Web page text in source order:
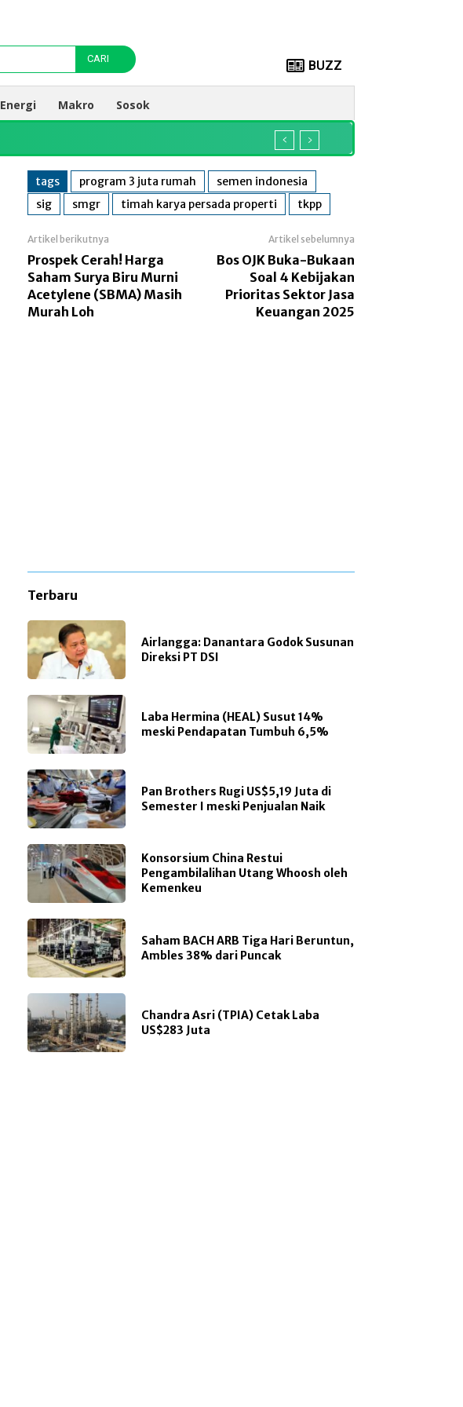
CARI BUZZ
Energi Makro Sosok
tags program 3 juta rumah
semen indonesia
sig
smgr timah karya persada properti tkpp
Artikel berikutnya
Prospek Cerah! Harga
Saham Surya Biru Murni
Acetylene (SBMA) Masih
Murah Loh
Artikel sebelumnya
Bos OJK Buka-Bukaan
Soal 4 Kebijakan
Prioritas Sektor Jasa
Keuangan 2025
Terbaru
Airlangga: Danantara Godok Susunan
Direksi PT DSI
Laba Hermina (HEAL) Susut 14%
meski Pendapatan Tumbuh 6,5%
Pan Brothers Rugi US$5,19 Juta di
Semester I meski Penjualan Naik
Konsorsium China Restui
Pengambilalihan Utang Whoosh oleh
Kemenkeu
Saham BACH ARB Tiga Hari Beruntun,
Ambles 38% dari Puncak
Chandra Asri (TPIA) Cetak Laba
US$283 Juta